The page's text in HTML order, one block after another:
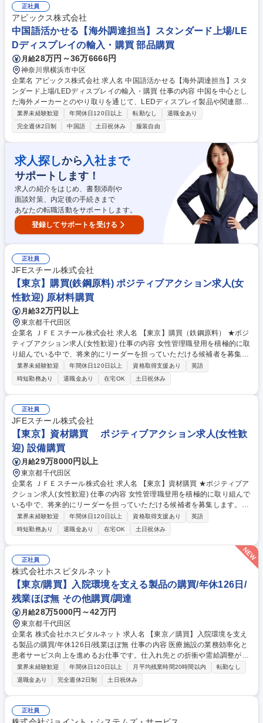
正社員
アビックス株式会社
中国語活かせる【海外調達担当】スタンダード上場/LE
Dディスプレイの輸入・購買 部品購買
月給28万円～36万6666円
神奈川県横浜市中区
企業名 アビックス株式会社 求人名 中国語活かせる【海外調達担当】スタ
ンダード上場/LEDディスプレイの輸入・購買 仕事の内容 中国を中心とし
た海外メーカーとのやり取りを通じて、LEDディスプレイ製品や関連部材
の調達を担当。品質・コスト・納期(QCD)のバランスを意識しながら、製
品の安定供給に貢献する重要なポジションです。 ・中国を中心としたLED
メーカーとの折衝・交渉 ・発注、納期管理・調整 ・製品仕様や価格の確
認・見積取得 ・サンプル確認や品質チェックの対応 ★必要に応じて中国
の現地出張あり 募集職種 中国語活かせる【海外調達担当】スタンダード
上場/LEDディスプレイの輸入・購買
業界未経験歓迎 年間休日120日以上 転勤なし
退職金あり
完全週休2日制
中国語 土日祝休み 服装自由
求人探しから 入社まで
サポートします！
求人の紹介をはじめ、書類添削や
面談対策、内定後の手続きまで
あなたの転職活動をサポートします。
登録してサポートを受ける
正社員
JFEスチール株式会社
【東京】購買(鉄鋼原料) ポジティブアクション求人(女
性歓迎) 原材料購買
月給32万円以上
東京都千代田区
企業名 ＪＦＥスチール株式会社 求人名 【東京】購買（鉄鋼原料） ★ポジ
ティブアクション求人(女性歓迎) 仕事の内容 女性管理職登用を積極的に取
り組んでいる中で、将来的にリーダーを担っていただける候補者を募集し
ます。主に製鉄原料（鉄鉱石、石炭、スクラップ、合金鉄など）の調達業
務をお任せいたします。 【詳細】原料サプライヤーとの契約交渉、需給管
理、調達先開拓、資源投資検討、投資先の管理などの業務を担当いただき
ます。世界中から鉄鉱石や石炭などの原料を買い付け、購買後は輸送船舶
の手配や輸送の進捗管理など、製鉄所に届けるまで一貫して担当いただき
ます。また、より質の良い原料を安定的に購買するため、海外の資源開発
への投資や権益取得などのPJTにも携わっていきます。将来的に海外勤務
の可能性もございます。 募集職種 【東京】購買（鉄鋼原料） ★ポジティ
ブアクション求人(女性歓迎)
業界未経験歓迎 年間休日120日以上 資格取得支援あり
英語
時短勤務あり
退職金あり 在宅OK 土日祝休み
正社員
JFEスチール株式会社
【東京】資材購買 ポジティブアクション求人(女性歓
迎) 設備購買
月給29万8000円以上
東京都千代田区
企業名 ＪＦＥスチール株式会社 求人名 【東京】資材購買 ★ポジティブア
クション求人(女性歓迎) 仕事の内容 女性管理職登用を積極的に取り組んで
いる中で、将来的にリーダーを担っていただける候補者を募集します。主
に鉄鋼製品の生産に必要な資材品や生産設備の機械、制御装置、工事の購
買業務をお任せいたします。 ■購買を行う際の取引先に対する窓口とな
り、主に契約に関わる業務（見積照会先の選定、見積照会、折衝、契約）
を行い、生産活動に必要となる資機材や工事の調達を実施いただきます。
※当社の一般的な購買フローについては以下をご覧ください。 https://ww
w.jfe-steel.co.jp/company/purchase_policy/flow.html 募集職種 【東京】資
材購買 ★ポジティブアクション求人(女性歓迎)
業界未経験歓迎 年間休日120日以上 資格取得支援あり
英語
時短勤務あり
退職金あり 在宅OK 土日祝休み
正社員
株式会社ホスピタルネット
【東京/購買】入院環境を支える製品の購買/年休126日/
残業ほぼ無 その他購買/調達
月給28万5000円～42万円
東京都千代田区
企業名 株式会社ホスピタルネット 求人名 【東京／購買】入院環境を支え
る製品の購買/年休126日/残業ほぼ無 仕事の内容 医療施設の業務効率化と
患者サービス向上を進めるお仕事です。仕入れ先との折衝や需給調整が中
心で、残業ほぼなしの安定環境で、あなたの改善提案が会社全体の利益向
上に直結します。 具体的には、30種ほどの自社製品・仕入商材の需給管
理がメインです。 ・仕入れ先との納期、契約、コストの折衝・調整・発注
書作成、生産委託会社への指示出し・在庫管理、業務プロセスの改善提案
※突発的なトラブル対応は少なく、落ち着いて業務に取り組めます。直接
の顧客折衝や納期トラブルへの過度な対応もありません。 安定供給の仕組
業界未経験歓迎 年間休日120日以上 月平均残業時間20時間以内
転勤なし
退職金あり
完全週休2日制 土日祝休み
正社員